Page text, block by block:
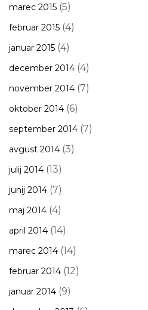
marec 2015 (5)
februar 2015 (4)
januar 2015 (4)
december 2014 (4)
november 2014 (7)
oktober 2014 (6)
september 2014 (7)
avgust 2014 (3)
julij 2014 (13)
junij 2014 (7)
maj 2014 (4)
april 2014 (14)
marec 2014 (14)
februar 2014 (12)
januar 2014 (9)